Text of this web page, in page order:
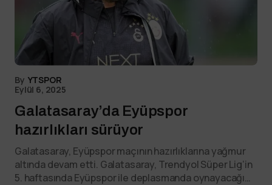
By YTSPOR
Eylül 6, 2025
Galatasaray’da Eyüpspor
hazırlıkları sürüyor
Galatasaray, Eyüpspor maçının hazırlıklarına yağmur
altında devam etti. Galatasaray, Trendyol Süper Lig’in
5. haftasında Eyüpspor ile deplasmanda oynayacağı…